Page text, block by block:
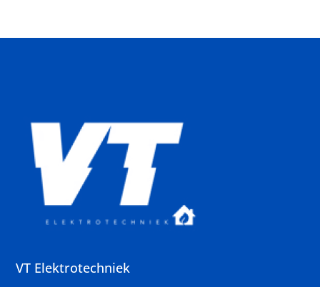
VT Elektrotechniek